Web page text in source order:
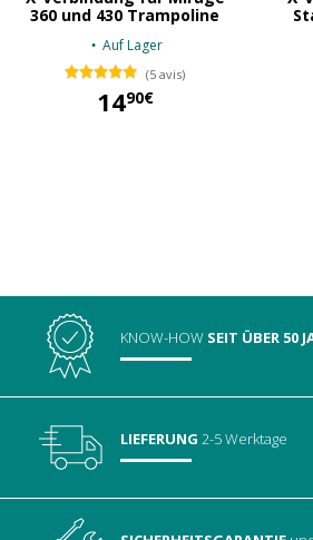
360 und 430 Trampoline
Auf Lager
(5 avis)
1490€
KNOW-HOW SEIT ÜBER 50
LIEFERUNG 2-5 Werktage